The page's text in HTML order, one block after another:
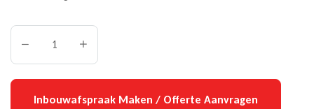
Inbouwafspraak Maken / Offerte Aanvragen